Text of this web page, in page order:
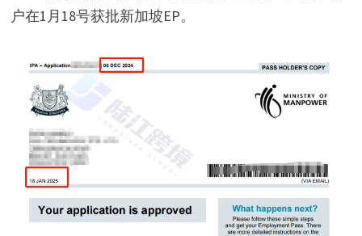
户在1月18号获批新加坡EP。